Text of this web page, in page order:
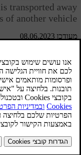
מעודכן 08.06.2023
transported away
of another vehicle.